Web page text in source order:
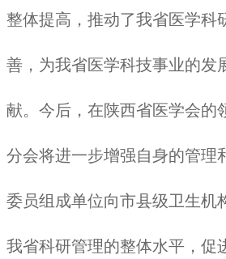
整体提高，推动了我省医学科
善，为我省医学科技事业的发
献。今后，在陕西省医学会的
分会将进一步增强自身的管理
委员组成单位向市县级卫生机
我省科研管理的整体水平，促